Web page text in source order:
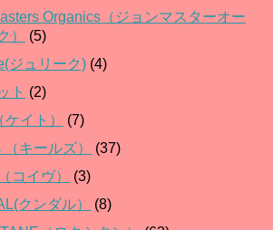
Organics（ジョンマスターオー
）
(5)
ジュリーク) (4)
ト (2)
イト）
(7)
（キールズ）
(37)
コイヴ）
(3)
クンダル）
(8)